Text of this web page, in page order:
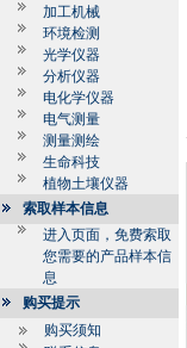
加工机械
环境检测
光学仪器
分析仪器
电化学仪器
电气测量
测量测绘
生命科技
植物土壤仪器
索取样本信息
进入页面，免费索取
您需要的产品样本信
息
购买提示
购买须知